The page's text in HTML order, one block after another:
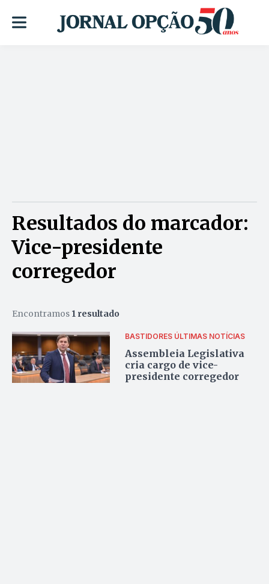
Resultados do marcador:
Vice-presidente
corregedor
Encontramos 1 resultado
BASTIDORES ÚLTIMAS NOTÍCIAS
Assembleia Legislativa
cria cargo de vice-
presidente corregedor